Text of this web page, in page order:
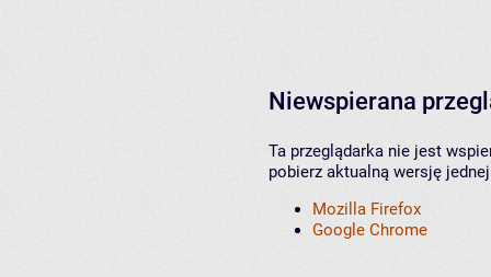
Niewspierana
Ta przeglądarka nie jest
pobierz aktualną wersję
Mozilla Firefox
Google Chrome